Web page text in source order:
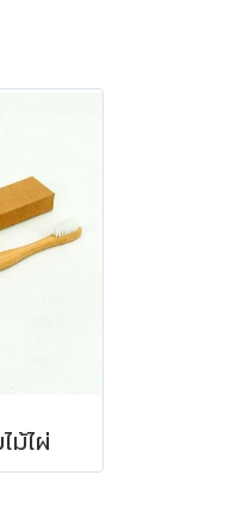
ม้ไผ่